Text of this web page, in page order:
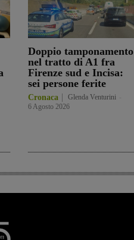
Doppio tamponamento
nel tratto di A1 fra
Firenze sud e Incisa:
sei persone ferite
Cronaca Glenda Venturini
6 Agosto 2026